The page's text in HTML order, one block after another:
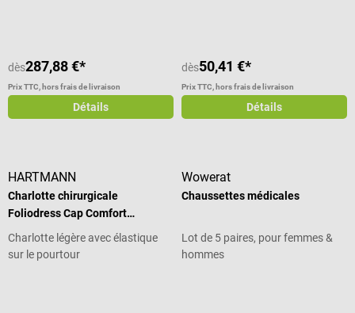
dès287,88 €*
Prix TTC, hors frais de livraison
Détails
dès50,41 €*
Prix TTC, hors frais de livraison
Détails
HARTMANN
Charlotte chirurgicale
Foliodress Cap Comfort
Universal
Charlotte légère avec élastique
sur le pourtour
Wowerat
Chaussettes médicales
Lot de 5 paires, pour femmes &
hommes